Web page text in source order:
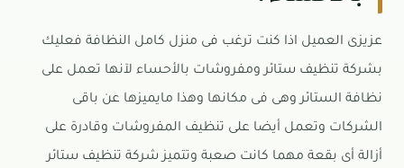
عزيزى العميل اذا كنت ترغب فى منزل كامل النظافة فعليك
بشركة تنظيف ستائر ومفروشات بالأحساء لآنها تعمل على
نظافة الستائر وهى فى مكانها وهذا مايميزها عن باقى
الشركات وتعمل أيضا على تنظيف المفروشات وقادرة على
أزالة أى بقعة مهما كانت صعبة وتتميز شركة تنظيف ستائر